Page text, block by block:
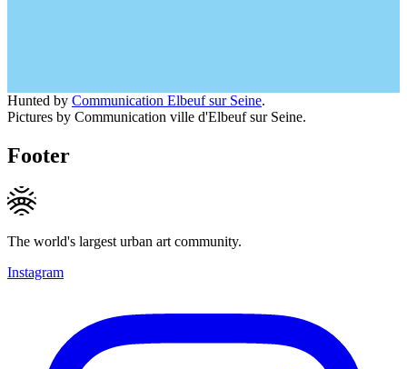
Hunted by Communication Elbeuf sur Seine.
Pictures by Communication ville d'Elbeuf sur Seine.
Footer
The world's largest urban art community.
Instagram